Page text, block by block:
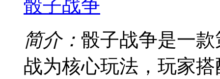
骰子战争
简介： 骰子战争是一
战为核心玩法，玩家